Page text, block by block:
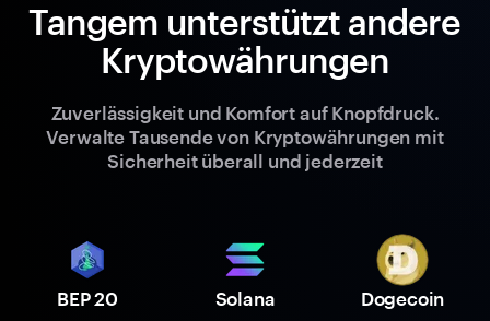
Tangem unterstützt andere
Kryptowährungen
Zuverlässigkeit und Komfort auf Knopfdruck.
Verwalte Tausende von Kryptowährungen mit
Sicherheit überall und jederzeit
BEP 20 Solana Dogecoin